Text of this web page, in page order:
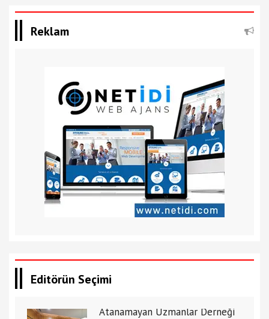
Reklam
Editörün Seçimi
Atanamayan Uzmanlar Derneği